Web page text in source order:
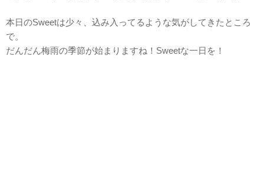
本日のSweetは少々、込み入ってるような気がしてきたところ
で。
だんだん梅雨の季節が始まりますね！Sweetな一日を！